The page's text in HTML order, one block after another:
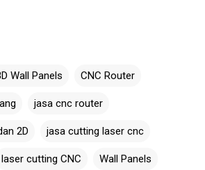
Wall Panels CNC Router
jasa cnc router
2D jasa cutting laser cnc
laser cutting CNC Wall Panels